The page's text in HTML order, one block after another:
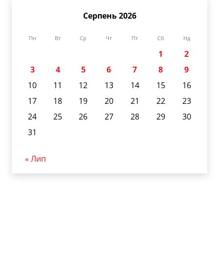
Серпень 2026
Пн Вт Ср Чт Пт Сб Нд
1
2
3
4 5 6 7 8
9
10
11 12 13 14 15
16
17
18 19 20 21 22
23
24
25 26 27 28 29
30
31
« Лип